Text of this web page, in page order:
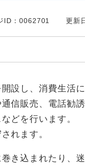
ID：0062701 更新
設し、消費生活
信販売、電話勧
どを行います。
れます。
き込まれたり、